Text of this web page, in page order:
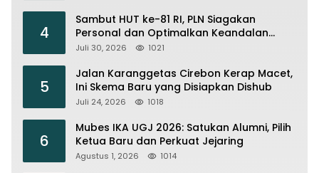
4
Sambut HUT ke-81 RI, PLN Siagakan
Personal dan Optimalkan Keandalan
Instalasi Transmisi
Juli 30, 2026 1021
5
Jalan Karanggetas Cirebon Kerap Macet,
Ini Skema Baru yang Disiapkan Dishub
Juli 24, 2026 1018
6
Mubes IKA UGJ 2026: Satukan Alumni, Pilih
Ketua Baru dan Perkuat Jejaring
Agustus 1, 2026 1014